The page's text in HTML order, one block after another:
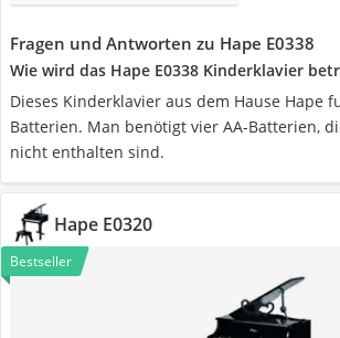
Fragen und Antworten zu Hape E0338
Wie wird das Hape E0338 Kinderklavier
Dieses Kinderklavier aus dem Hause Hape
Batterien. Man benötigt vier AA-Batterien,
nicht enthalten sind.
Hape E0320
Bestseller